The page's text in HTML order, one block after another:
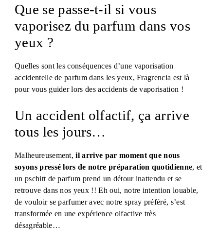
Que se passe-t-il si vous
vaporisez du parfum dans vos
yeux ?
Quelles sont les conséquences d’une vaporisation
accidentelle de parfum dans les yeux, Fragrencia est là
pour vous guider lors des accidents de vaporisation !
Un accident olfactif, ça arrive
tous les jours…
Malheureusement,il arrive par moment que nous
soyons pressé lors de notre préparation quotidienne, et
un pschitt de parfum prend un détour inattendu et se
retrouve dans nos yeux !! Eh oui, notre intention louable,
de vouloir se parfumer avec notre spray préféré, s’est
transformée en une expérience olfactive très
désagréable…